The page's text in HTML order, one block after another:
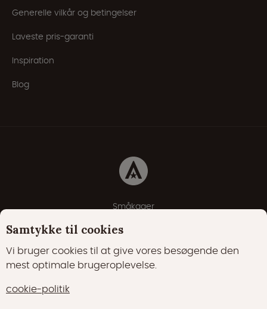
Generelle vilkår og betingelser
Laveste pris-garanti
Inspiration
Blog
Småkager
Erklæring om beskyttelse af personlige oplysninger
22000 Synes godt om
Samtykke til cookies
Vi bruger cookies til at give vores besøgende den
mest optimale brugeroplevelse.
cookie-politik